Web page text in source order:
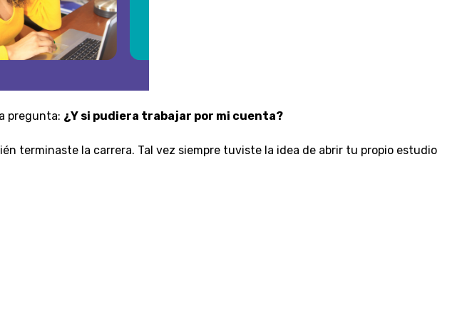
pregunta: ¿Y si pudiera trabajar por mi cuenta?
terminaste la carrera. Tal vez siempre tuviste la idea de abrir tu propio estudio